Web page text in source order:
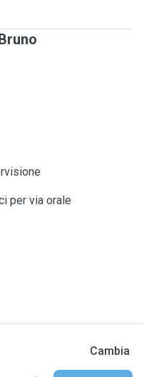
per via orale
Cambia